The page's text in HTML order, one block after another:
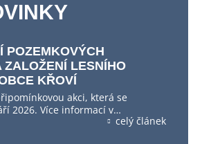
POZEMKOVÝCH
ZALOŽENÍ LESNÍHO
KŘOVÍ
akci, která se
2026. Více informací v…
celý článek